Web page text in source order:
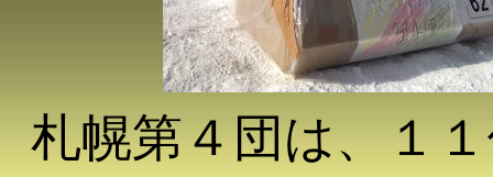
札幌第４団は、１